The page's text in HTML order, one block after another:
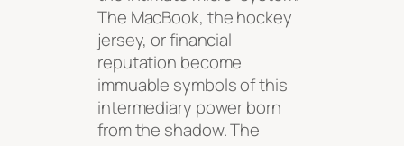
The MacBook, the hockey
jersey, or financial
reputation become
immuable symbols of this
intermediary power born
from the shadow. The